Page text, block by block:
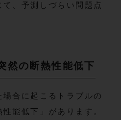
、予測しづらい問題点
然の断熱性能低下
合に起こるトラブルの
能低下」があります。